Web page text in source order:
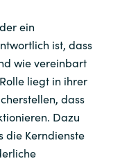
ein
ist, dass
wie vereinbart
liegt in ihrer
dass
Dazu
die Kerndienste